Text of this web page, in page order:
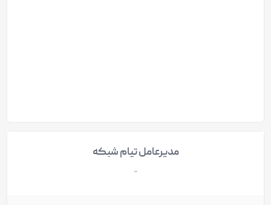
مدیرعامل تیام شبکه
-